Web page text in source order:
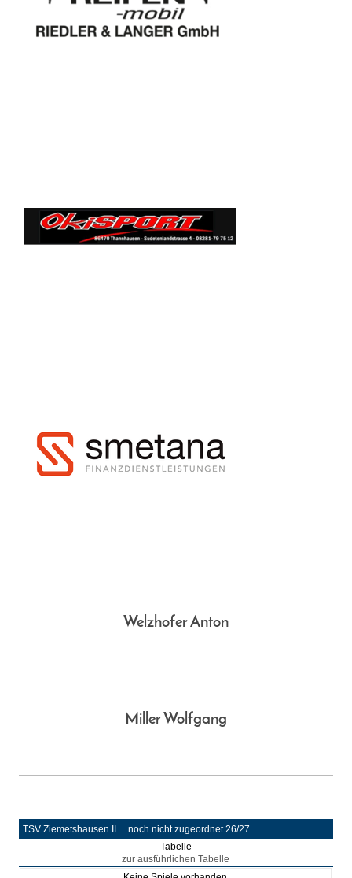
Welzhofer Anton
Miller Wolfgang
TSV Ziemetshausen II
noch nicht zugeordnet 26/27
Tabelle
zur ausführlichen Tabelle